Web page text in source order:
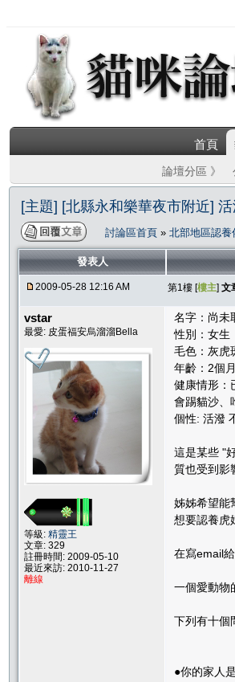
首頁
論壇分區 》
[主題] [北縣永和樂華夜市附近]
討論區首頁 » 北部地區認養
發表人
2009-05-28 12:16 AM 第1樓 [樓主] 文
vstar
最愛: 皮蛋福安烏溜溜Bella
等級: 精靈王
文章: 329
註冊時間: 2009-05-10
最近來訪: 2010-11-27
離線
名字：尚未
性別：女生
毛色：灰虎
年齡：2個月
健康情形：
會踢貓沙、
個性: 活潑
這是某些 "
質也受到影
姊姊希望能
想要認養虎
在寫email
一個愛動物
下列有十個
●你的家人